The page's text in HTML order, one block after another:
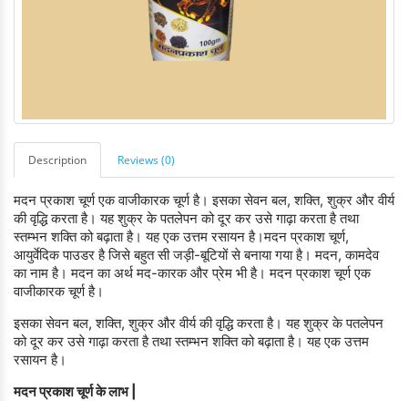
Description Reviews (0)
मदन प्रकाश चूर्ण एक वाजीकारक चूर्ण है। इसका सेवन बल, शक्ति, शुक्र और वीर्य
की वृद्धि करता है। यह शुक्र के पतलेपन को दूर कर उसे गाढ़ा करता है तथा
स्तम्भन शक्ति को बढ़ाता है। यह एक उत्तम रसायन है।मदन प्रकाश चूर्ण,
आयुर्वेदिक पाउडर है जिसे बहुत सी जड़ी-बूटियों से बनाया गया है। मदन, कामदेव
का नाम है। मदन का अर्थ मद-कारक और प्रेम भी है। मदन प्रकाश चूर्ण एक
वाजीकारक चूर्ण है।
इसका सेवन बल, शक्ति, शुक्र और वीर्य की वृद्धि करता है। यह शुक्र के पतलेपन
को दूर कर उसे गाढ़ा करता है तथा स्तम्भन शक्ति को बढ़ाता है। यह एक उत्तम
रसायन है।
मदन प्रकाश चूर्ण के लाभ |